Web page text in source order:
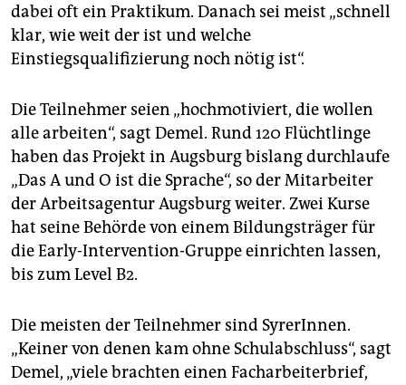
dabei oft ein Praktikum. Danach sei meist „schnell
klar, wie weit der ist und welche
Einstiegsqualifizierung noch nötig ist“.
Die Teilnehmer seien „hochmotiviert, die wollen
alle arbeiten“, sagt Demel. Rund 120 Flüchtlinge
haben das Projekt in Augsburg bislang durchlaufe
„Das A und O ist die Sprache“, so der Mitarbeiter
der Arbeitsagentur Augsburg weiter. Zwei Kurse
hat seine Behörde von einem Bildungsträger für
die Early-Intervention-Gruppe einrichten lassen,
bis zum Level B2.
Die meisten der Teilnehmer sind SyrerInnen.
„Keiner von denen kam ohne Schulabschluss“, sagt
Demel, „viele brachten einen Facharbeiterbrief,